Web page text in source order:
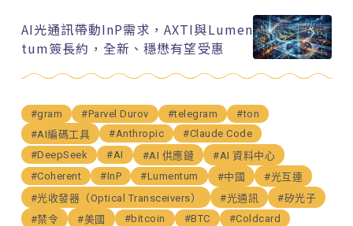
AI光通訊帶動InP需求，AXTI與Lumen
tum簽長約，全新、穩懋有望受惠
#gram #Parvel Durov #telegram
#ton
#AI編碼工具
#Anthropic
#Claude Code
#DeepSeek
#AI #AI 供應鏈
#AI 資料中心
#Coherent
#InP #Lumentum #中國
#光互連
#光收發器（Optical Transceivers）
#光通訊
#矽光子
#禁令
#美國 #bitcoin #BTC
#Coldcard